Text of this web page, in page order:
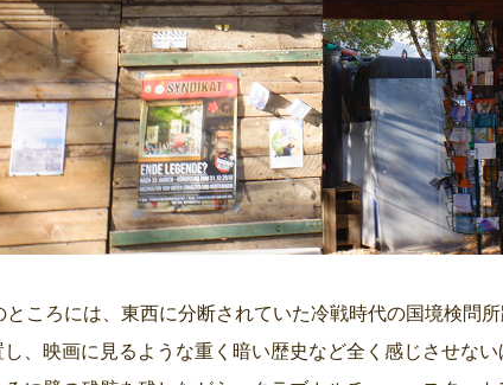
ところには、東西に分断されていた冷戦時代の国境検問
し、映画に見るような重く暗い歴史など全く感じさせな